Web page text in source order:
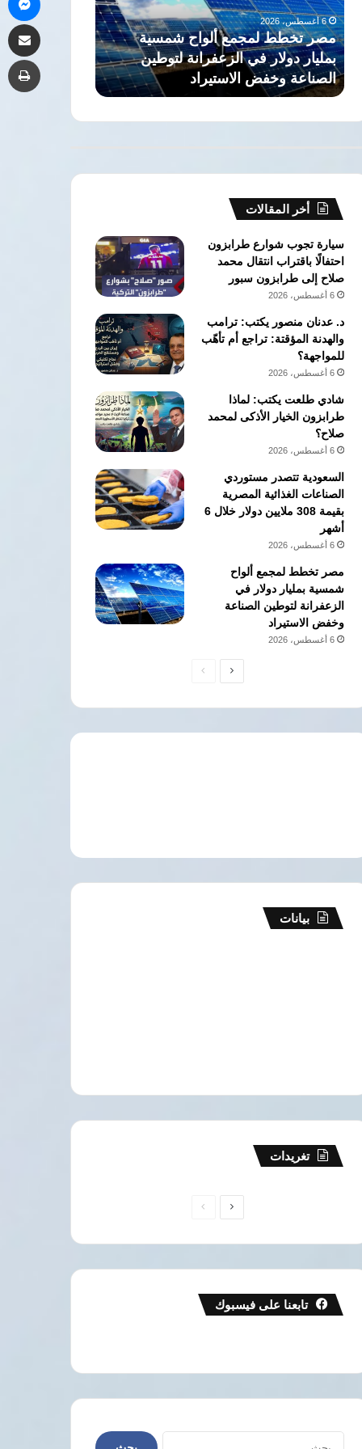
مصر
5 أغسطس، 2026
بمليار
دولار
في
الزعفرانة
لتوطين
الصناعة
6 أغسطس، 2026
مصر تخطط لمجمع ألواح شمسية
بمليار دولار في الزعفرانة لتوطين
الصناعة وخفض الاستيراد
العائد
المالي
لاتفاق
تطوير
حقل
القبرصي
نائب
العائد
كرونوس
أخر المقالات
سيارة تجوب شوارع طرابزون
احتفالًا باقتراب انتقال محمد
صلاح إلى طرابزون سبور
6 أغسطس، 2026
د. عدنان منصور يكتب: ترامب
والهدنة المؤقتة: تراجع أم تأهّب
للمواجهة؟
6 أغسطس، 2026
شادي طلعت يكتب: لماذا
طرابزون الخيار الأذكى لمحمد
صلاح؟
6 أغسطس، 2026
السعودية تتصدر مستوردي
الصناعات الغذائية المصرية
بقيمة 308 ملايين دولار خلال 6
أشهر
6 أغسطس، 2026
مصر تخطط لمجمع ألواح
شمسية بمليار دولار في
الزعفرانة لتوطين الصناعة
وخفض الاستيراد
6 أغسطس، 2026
الصفحةالصفحة
بيانات
تغريدات
الصفحةالصفحة
تابعنا على فيسبوك
البحث